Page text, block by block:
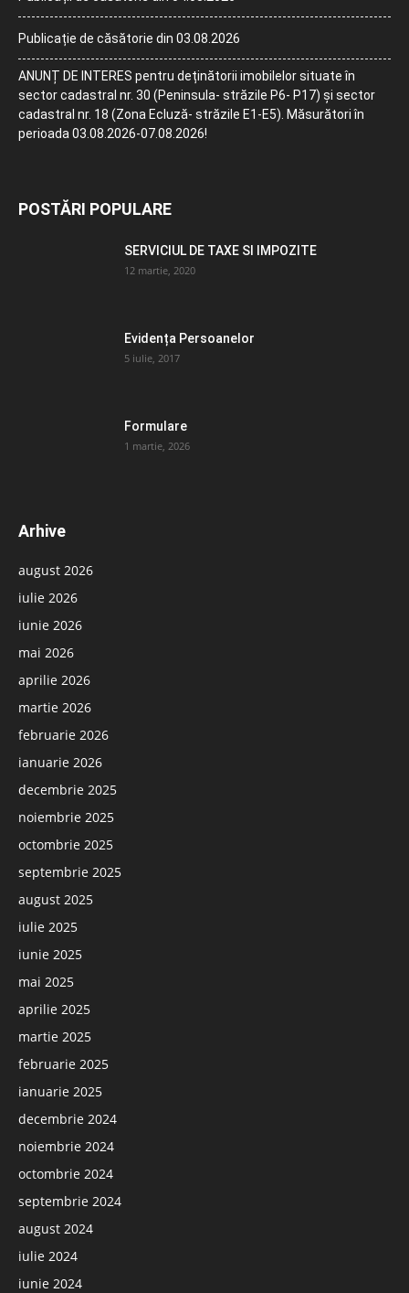
Publicație de căsătorie din 03.08.2026
ANUNȚ DE INTERES pentru deținătorii imobilelor situate în
sector cadastral nr. 30 (Peninsula- străzile P6- P17) și sector
cadastral nr. 18 (Zona Ecluză- străzile E1-E5). Măsurători în
perioada 03.08.2026-07.08.2026!
POSTĂRI POPULARE
SERVICIUL DE TAXE SI IMPOZITE
12 martie, 2020
Evidența Persoanelor
5 iulie, 2017
Formulare
1 martie, 2026
Arhive
august 2026
iulie 2026
iunie 2026
mai 2026
aprilie 2026
martie 2026
februarie 2026
ianuarie 2026
decembrie 2025
noiembrie 2025
octombrie 2025
septembrie 2025
august 2025
iulie 2025
iunie 2025
mai 2025
aprilie 2025
martie 2025
februarie 2025
ianuarie 2025
decembrie 2024
noiembrie 2024
octombrie 2024
septembrie 2024
august 2024
iulie 2024
iunie 2024